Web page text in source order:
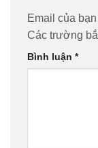
Email của
Các trường
Bình luận *